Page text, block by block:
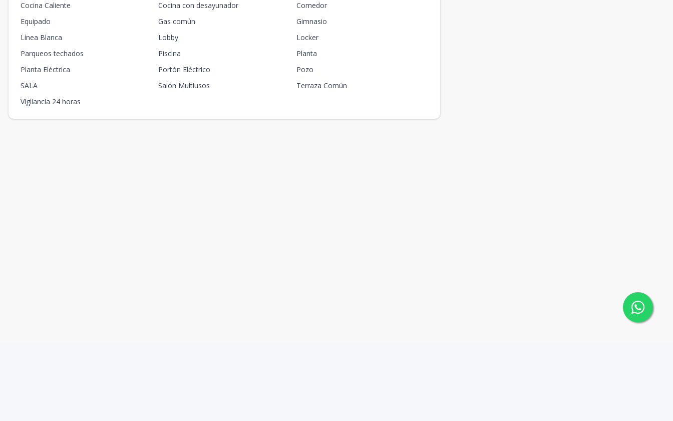
Cocina Caliente
Cocina con desayunador
Comedor
Equipado
Gas común
Gimnasio
Línea Blanca
Lobby
Locker
Parqueos techados
Piscina
Planta
Planta Eléctrica
Portón Eléctrico
Pozo
SALA
Salón Multiusos
Terraza Común
Vigilancia 24 horas